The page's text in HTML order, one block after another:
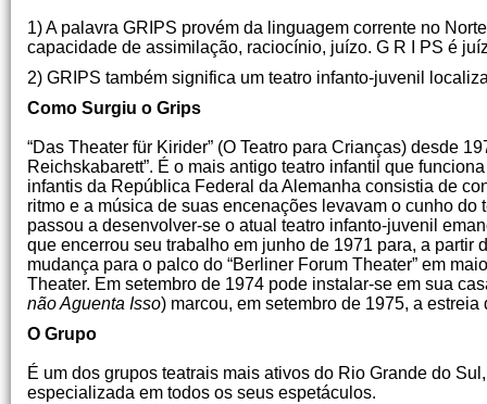
1) A palavra GRIPS provém da linguagem corrente no
capacidade de assimilação, raciocínio, juízo. G R I PS é
2) GRIPS também significa um teatro infanto-juvenil
Como Surgiu o Grips
“Das Theater für Kirider” (O Teatro para Crianças) desde
Reichskabarett”. É o mais antigo teatro infantil que
infantis da República Federal da Alemanha consistia de
ritmo e a música de suas encenações levavam o cunho do
passou a desenvolver-se o atual teatro infanto-juvenil
que encerrou seu trabalho em junho de 1971 para, a partir
mudança para o palco do “Berliner Forum Theater” em
Theater. Em setembro de 1974 pode instalar-se em sua
não Aguenta Isso) marcou, em setembro de 1975, a
O Grupo
É um dos grupos teatrais mais ativos do Rio Grande do
especializada em todos os seus espetáculos.